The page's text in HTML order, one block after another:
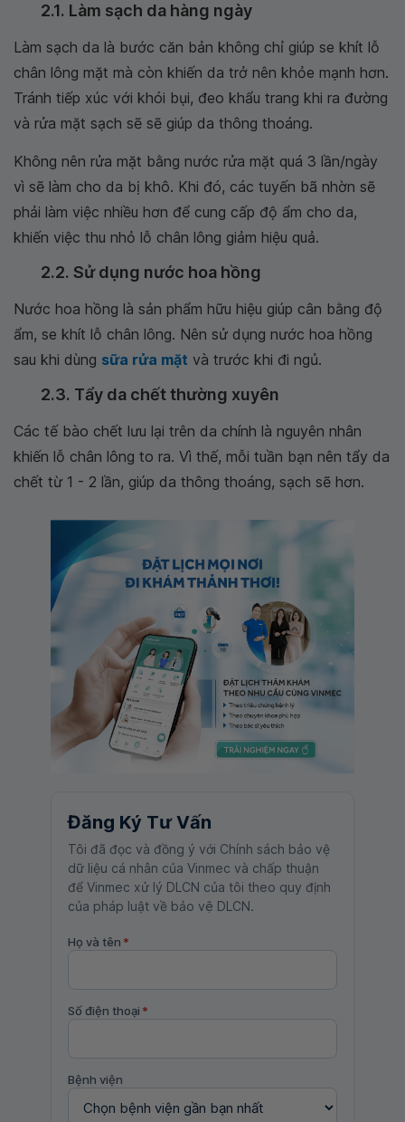
2.1. Làm sạch da hàng ngày
Làm sạch da là bước căn bản không chỉ giúp se khít lỗ
chân lông mặt mà còn khiến da trở nên khỏe mạnh hơn.
Tránh tiếp xúc với khói bụi, đeo khẩu trang khi ra đường
và rửa mặt sạch sẽ sẽ giúp da thông thoáng.
Không nên rửa mặt bằng nước rửa mặt quá 3 lần/ngày
vì sẽ làm cho da bị khô. Khi đó, các tuyến bã nhờn sẽ
phải làm việc nhiều hơn để cung cấp độ ẩm cho da,
khiến việc thu nhỏ lỗ chân lông giảm hiệu quả.
2.2. Sử dụng nước hoa hồng
Nước hoa hồng là sản phẩm hữu hiệu giúp cân bằng độ
ẩm, se khít lỗ chân lông. Nên sử dụng nước hoa hồng
sau khi dùng sữa rửa mặt và trước khi đi ngủ.
2.3. Tẩy da chết thường xuyên
Các tế bào chết lưu lại trên da chính là nguyên nhân
khiến lỗ chân lông to ra. Vì thế, mỗi tuần bạn nên tẩy da
chết từ 1 - 2 lần, giúp da thông thoáng, sạch sẽ hơn.
Đăng Ký Tư Vấn
Tôi đã đọc và đồng ý với Chính sách bảo vệ
dữ liệu cá nhân của Vinmec và chấp thuận
để Vinmec xử lý DLCN của tôi theo quy định
của pháp luật về bảo vệ DLCN.
Họ và tên *
Số điện thoại *
Bệnh viện